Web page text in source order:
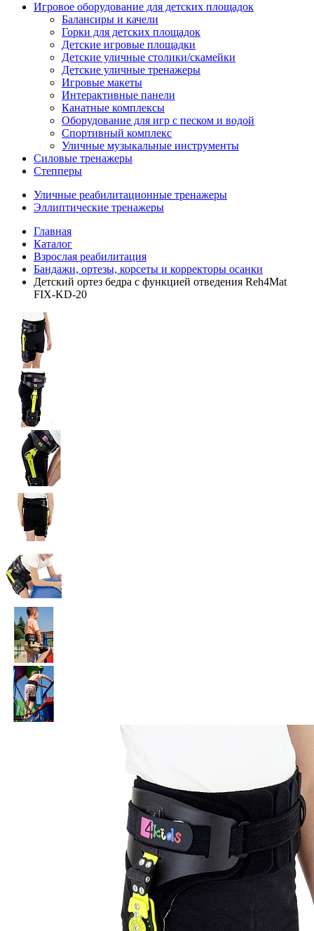
Игровое оборудование для детских площадок
Балансиры и качели
Горки для детских площадок
Детские игровые площадки
Детские уличные столики/скамейки
Детские уличные тренажеры
Игровые макеты
Интерактивные панели
Канатные комплексы
Оборудование для игр с песком и водой
Спортивный комплекс
Уличные музыкальные инструменты
Силовые тренажеры
Степперы
Уличные реабилитационные тренажеры
Эллиптические тренажеры
Главная
Каталог
Взрослая реабилитация
Бандажи, ортезы, корсеты и корректоры осанки
Детский ортез бедра с функцией отведения Reh4Mat
FIX-KD-20